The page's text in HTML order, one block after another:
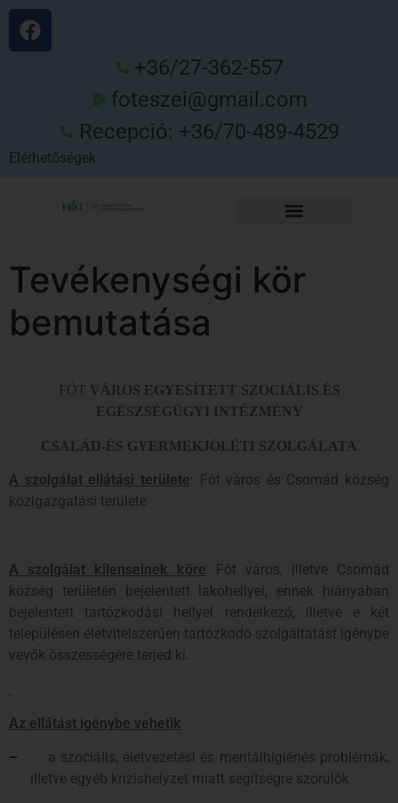
+36/27-362-557
foteszei@gmail.com
Recepció: +36/70-489-4529
Elérhetőségek
Tevékenységi kör
bemutatása
FÓT VÁROS EGYESÍTETT SZOCIÁLIS ÉS
EGÉSZSÉGÜGYI INTÉZMÉNY
CSALÁD-ÉS GYERMEKJÓLÉTI SZOLGÁLATA
A szolgálat ellátási területe : Fót város és Csomád község
közigazgatási területe
A szolgálat kilenseinek köre Fót város, illetve Csomád
község területén bejelentett lakóhellyel, ennek hiányában
bejelentett tartózkodási hellyel rendelkező, illetve e két
településen életvitelszerűen tartózkodó szolgáltatást igénybe
vevők összességére terjed ki.
Az ellátást igénybe vehetik
–
a szociális, életvezetési és mentálhigiénés problémák,
illetve egyéb krízishelyzet miatt segítségre szorulók